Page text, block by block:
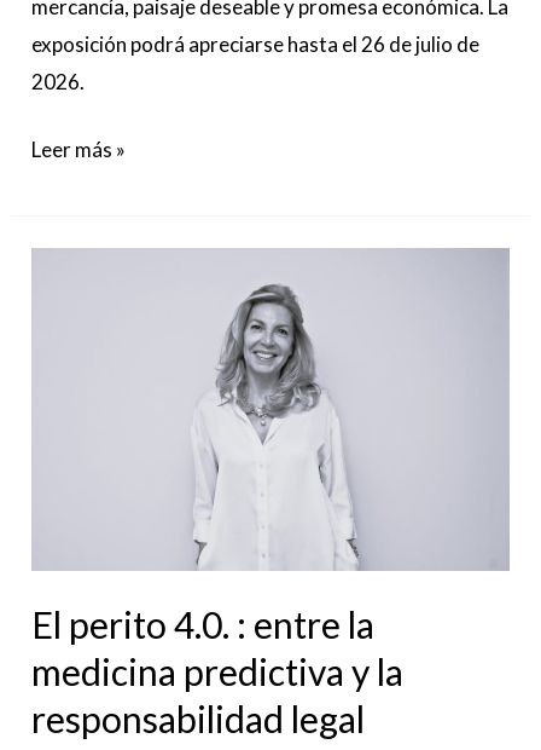
mercancía, paisaje deseable y promesa económica. La
exposición podrá apreciarse hasta el 26 de julio de
2026.
Leer más »
El perito 4.0. : entre la
medicina predictiva y la
responsabilidad legal
y
responsabilidad
legal